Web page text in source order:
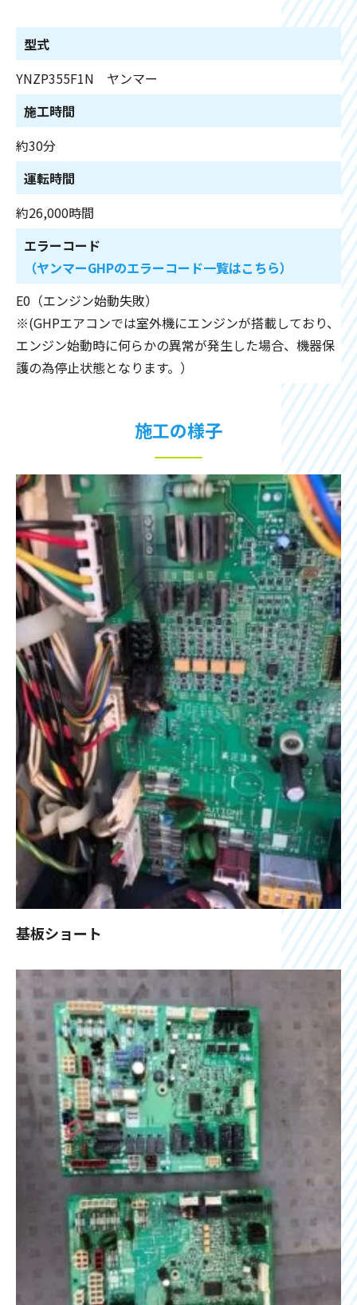
型式
YNZP355F1N ヤンマー
施工時間
約30分
運転時間
約26,000時間
エラーコード
（ヤンマーGHPのエラーコード一覧はこちら）
E0（エンジン始動失敗）
※(GHPエアコンでは室外機にエンジンが搭載しており、
エンジン始動時に何らかの異常が発生した場合、機器保
護の為停止状態となります。）
施工の様子
基板ショート